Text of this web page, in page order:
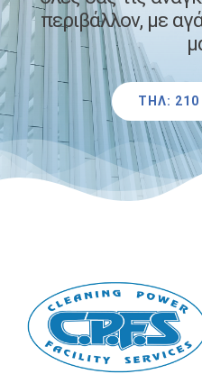
περιβάλλον, με
ΤΗΛ: 210